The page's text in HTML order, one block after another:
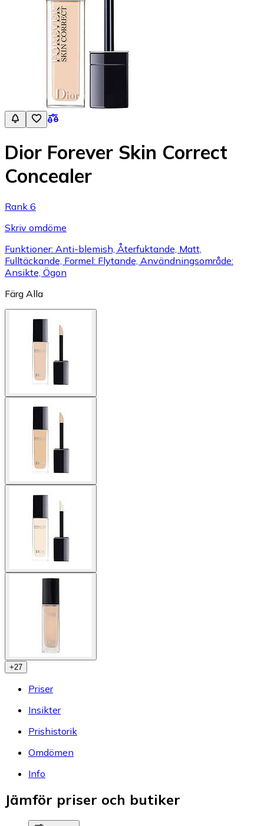
Dior Forever Skin Correct
Concealer
Rank 6
Skriv omdöme
Funktioner: Anti-blemish, Återfuktande, Matt,
Fulltäckande, Formel: Flytande, Användningsområde:
Ansikte, Ögon
Färg Alla
+27
Priser
Insikter
Prishistorik
Omdömen
Info
Jämför priser och butiker